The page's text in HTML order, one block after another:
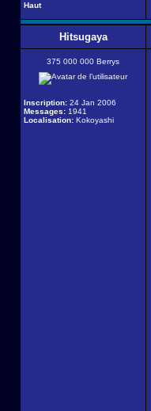
Haut
Hitsugaya
375 000 000 Berrys
Inscription: 24 Jan 2006
Messages: 1941
Localisation: Kokoyashi